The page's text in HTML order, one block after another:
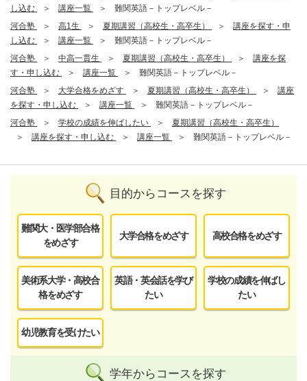
し込む
講座一覧
難関英語－トップレベル－
河合塾
高1生 夏期講習（高校生・高卒生）
講座を探す・申
し込む
講座一覧
難関英語－トップレベル－
河合塾
中高一貫生 夏期講習（高校生・高卒生）
講座を探
す・申し込む
講座一覧
難関英語－トップレベル－
河合塾
大学合格をめざす 夏期講習（高校生・高卒生）
講座
を探す・申し込む
講座一覧
難関英語－トップレベル－
河合塾
学校の成績を伸ばしたい
夏期講習（高校生・高卒生）
講座を探す・申し込む
講座一覧 難関英語－トップレベル－
目的からコースを探す
難関大・医学部合格
をめざす
大学合格をめざす 高校合格をめざす
美術系大学・高校合
格をめざす
英語・英会話を学び
たい
学校の成績を伸ばし
たい
幼児教育を受けたい
学年からコースを探す